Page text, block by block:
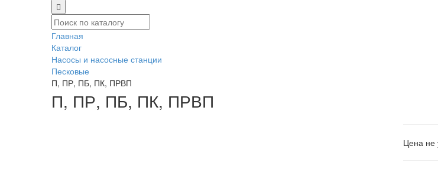
Главная
Каталог
Насосы и насосные станции
Песковые
П, ПР, ПБ, ПК, ПРВП
П, ПР, ПБ, ПК, ПРВП
Цена не